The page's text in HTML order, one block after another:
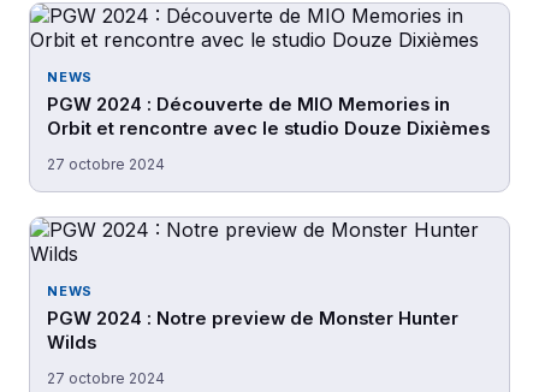
NEWS
PGW 2024 : Découverte de MIO Memories in
Orbit et rencontre avec le studio Douze Dixièmes
27 octobre 2024
NEWS
PGW 2024 : Notre preview de Monster Hunter
Wilds
27 octobre 2024